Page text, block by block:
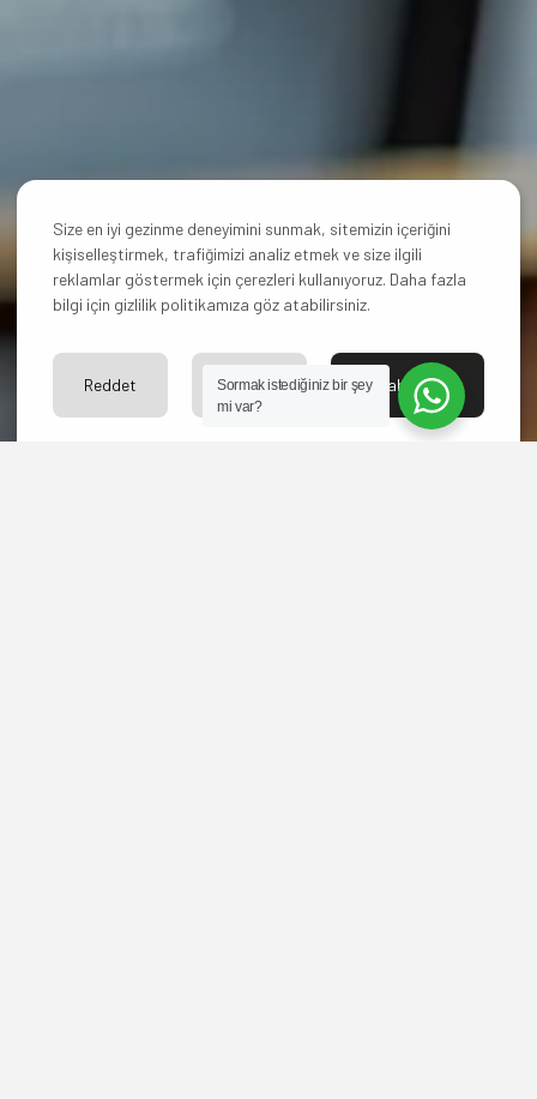
Size en iyi gezinme deneyimini sunmak, sitemizin içeriğini
kişiselleştirmek, trafiğimizi analiz etmek ve size ilgili
reklamlar göstermek için çerezleri kullanıyoruz. Daha fazla
bilgi için gizlilik politikamıza göz atabilirsiniz.
Kabul Et
Ayarlar
Reddet
Sormak istediğiniz bir şey
mi var?